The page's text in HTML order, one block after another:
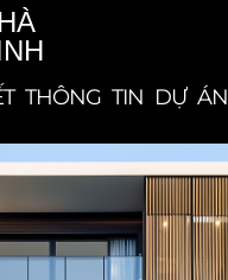
THÔNG TIN DỰ ÁN